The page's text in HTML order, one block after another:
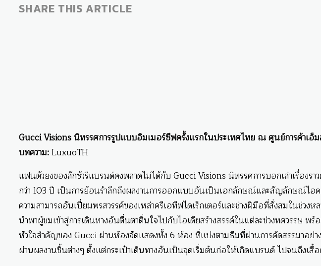
SHARE THIS ARTICLE
Gucci Visions นิทรรศการรูปแบบอิมเมอร์ซีฟครั้งแรกในประเทศไทย ณ ศูนย์การค้าเอ็ม
บทความ:LuxuoTH
แฟนตัวยงของลักชัวรีแบรนด์คงพลาดไม่ได้กับ Gucci Visions นิทรรศการบอกเล่าเรื่องร
กว่า 103 ปี เป็นการย้อนรำลึกถึงผลงานการออกแบบอันเป็นเอกลักษณ์และสัญลักษณ์ไอ
ความสามารถอันเปี่ยมพรสวรรค์ของเหล่าครีเอทีฟไดเร็กเตอร์และช่างฝีมือที่สั่งสมในช่วง
นำพาผู้ชมเข้าสู่การเดินทางอันตื่นตาตื่นใจไปกับไอเดียสร้างสรรค์ในแต่ละช่วงทศวรรษ
หัวใจสำคัญของ Gucci ผ่านห้องจัดแสดงทั้ง 6 ห้อง ที่แบ่งตามธีมที่ผ่านการคัดสรรมาอย่
ผ่านผลงานชิ้นต่างๆ ตั้งแต่กระเป๋าเดินทางอันเป็นจุดเริ่มต้นก่อให้เกิดแบรนด์ ไปจนถึงเสื้อ